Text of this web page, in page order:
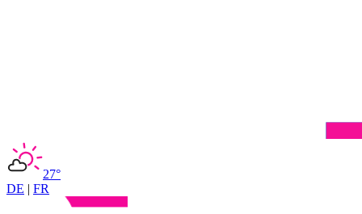
27°
DE | FR